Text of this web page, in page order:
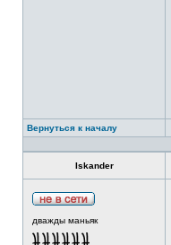
Вернуться к началу
Iskander
дважды маньяк